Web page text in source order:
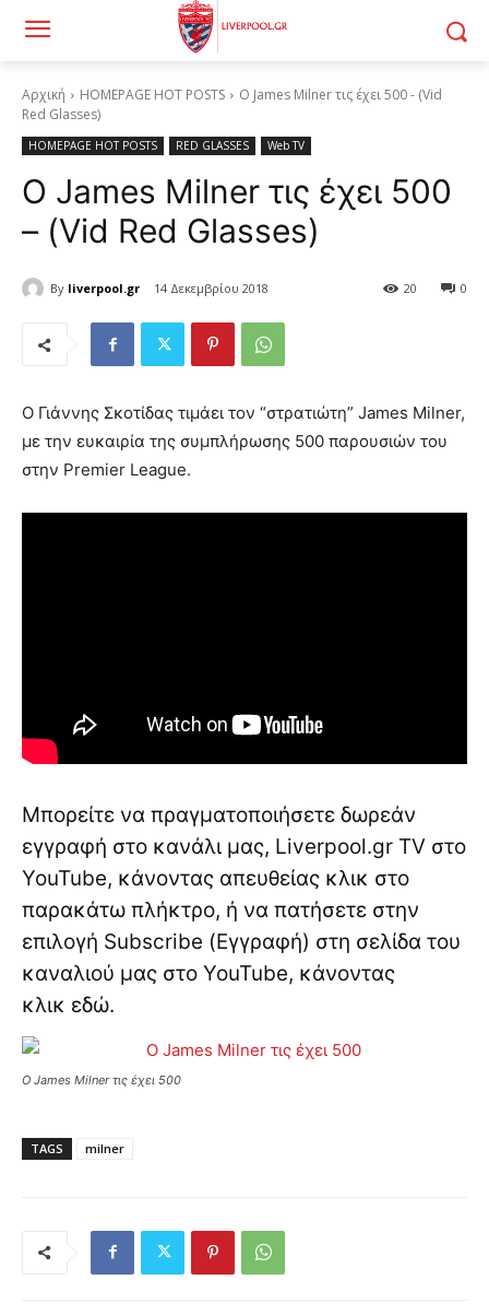
Αρχική HOMEPAGE HOT POSTS
O James Milner τις έχει 500 - (Vid
Red Glasses)
HOMEPAGE HOT POSTS RED GLASSES Web TV
O James Milner τις έχει 500
– (Vid Red Glasses)
By liverpool.gr 14 Δεκεμβρίου 2018 0
20
Ο Γιάννης Σκοτίδας τιμάει τον “στρατιώτη” James Milner,
με την ευκαιρία της συμπλήρωσης 500 παρουσιών του
στην Premier League.
Μπορείτε να πραγματοποιήσετε δωρεάν
εγγραφή στο κανάλι μας, Liverpool.gr TV στο
YouTube, κάνοντας απευθείας κλικ στο
παρακάτω πλήκτρο, ή να πατήσετε στην
επιλογή Subscribe (Εγγραφή) στη σελίδα του
καναλιού μας στο YouTube, κάνοντας
κλικ εδώ.
O James Milner τις έχει 500
TAGS milner